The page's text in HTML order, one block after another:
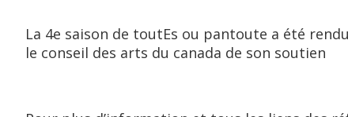
La 4e saison de toutEs ou pantoute a été
le conseil des arts du canada de son soutien